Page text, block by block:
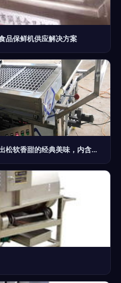
品保鲜机供应解决方案
蜂蜜槽子糕做法大全 轻松做出松软香甜的经典美味，内含食品保鲜小技巧